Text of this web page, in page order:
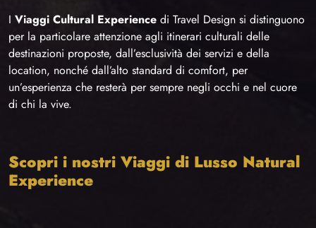
I Viaggi Cultural Experience di Travel Design si distinguono
per la particolare attenzione agli itinerari culturali delle
destinazioni proposte, dall’esclusività dei servizi e della
location, nonché dall’alto standard di comfort, per
un’esperienza che resterà per sempre negli occhi e nel cuore
di chi la vive.
Scopri i nostri Viaggi di Lusso Natural
Experience